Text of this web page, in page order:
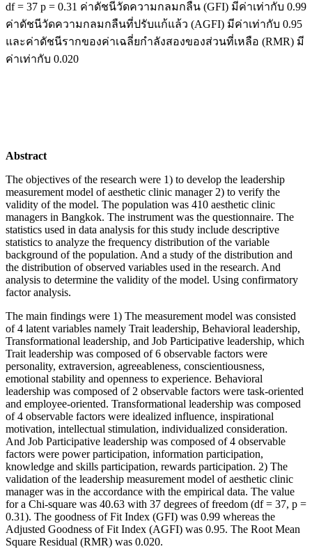
df = 37 p = 0.31 ค่าดัชนีวัดความกลมกลืน (GFI) มีค่าเท่ากับ 0.99
ค่าดัชนีวัดความกลมกลืนที่ปรับแก้แล้ว (AGFI) มีค่าเท่ากับ 0.95
และค่าดัชนีรากของค่าเฉลี่ยกำลังสองของส่วนที่เหลือ (RMR) มี
ค่าเท่ากับ 0.020
Abstract
The objectives of the research were 1) to develop the leadership
measurement model of aesthetic clinic manager 2) to verify the
validity of the model. The population was 410 aesthetic clinic
managers in Bangkok. The instrument was the questionnaire. The
statistics used in data analysis for this study include descriptive
statistics to analyze the frequency distribution of the variable
background of the population. And a study of the distribution and
the distribution of observed variables used in the research. And
analysis to determine the validity of the model. Using confirmatory
factor analysis.
The main findings were 1) The measurement model was consisted
of 4 latent variables namely Trait leadership, Behavioral leadership,
Transformational leadership, and Job Participative leadership, which
Trait leadership was composed of 6 observable factors were
personality, extraversion, agreeableness, conscientiousness,
emotional stability and openness to experience. Behavioral
leadership was composed of 2 observable factors were task-oriented
and employee-oriented. Transformational leadership was composed
of 4 observable factors were idealized influence, inspirational
motivation, intellectual stimulation, individualized consideration.
And Job Participative leadership was composed of 4 observable
factors were power participation, information participation,
knowledge and skills participation, rewards participation. 2) The
validation of the leadership measurement model of aesthetic clinic
manager was in the accordance with the empirical data. The value
for a Chi-square was 40.63 with 37 degrees of freedom (df = 37, p =
0.31). The goodness of Fit Index (GFI) was 0.99 whereas the
Adjusted Goodness of Fit Index (AGFI) was 0.95. The Root Mean
Square Residual (RMR) was 0.020.